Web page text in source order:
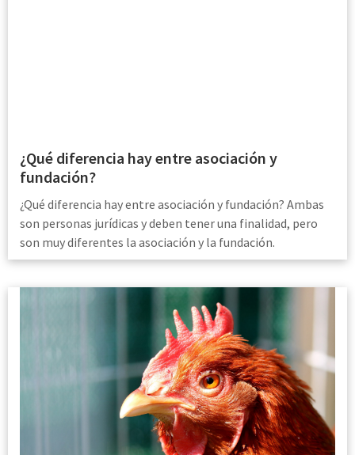
¿Qué diferencia hay entre asociación y
fundación?
¿Qué diferencia hay entre asociación y fundación? Ambas
son personas jurídicas y deben tener una finalidad, pero
son muy diferentes la asociación y la fundación.